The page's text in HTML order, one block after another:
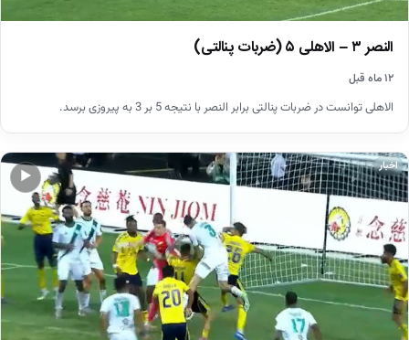
النصر ۳ – الاهلی ۵ (ضربات پنالتی)
۱۲ ماه قبل
الاهلی توانست در ضربات پنالتی برابر النصر با نتیجه 5 بر 3 به پیروزی برسد.
▶
اخبار